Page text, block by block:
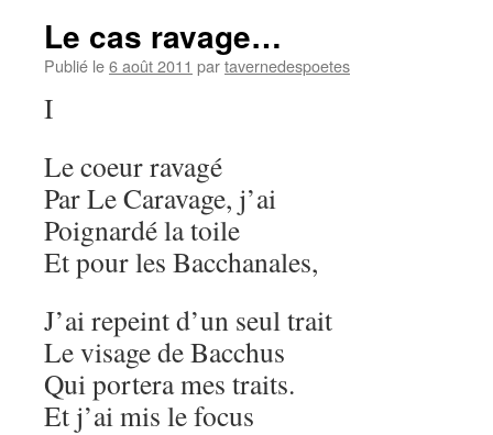
Le cas ravage…
Publié le6 août 2011 partavernedespoetes
I
Le coeur ravagé
Par Le Caravage, j’ai
Poignardé la toile
Et pour les Bacchanales,
J’ai repeint d’un seul trait
Le visage de Bacchus
Qui portera mes traits.
Et j’ai mis le focus